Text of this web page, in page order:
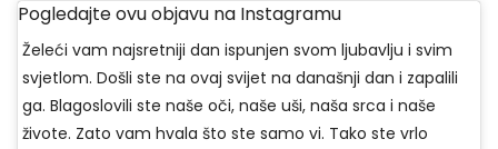
Pogledajte ovu objavu na Instagramu
Želeći vam najsretniji dan ispunjen svom ljubavlju i svim
svjetlom. Došli ste na ovaj svijet na današnji dan i zapalili
ga. Blagoslovili ste naše oči, naše uši, naša srca i naše
živote. Zato vam hvala što ste samo vi. Tako ste vrlo